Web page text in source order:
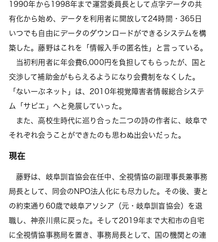
1990年から1998年まで運営委員長として点字データの共
有化から始め、データを利用者に開放して24時間・365日
いつでも自由にデータのダウンロードができるシステムを構
築した。藤野はこれを「情報入手の匿名性」と言っている。
当初利用者に年会費6,000円を負担してもらったが、国と
交渉して補助金がもらえるようになり会費制をなくした。
「ないーぶネット」は、2010年視覚障害者情報総合システ
ム「サピエ」へと発展していった。
また、高校生時代に巡り合った二つの詩の作者に、岐阜で
それぞれ会うことができたのも思わぬ出会いだった。
現在
藤野は、岐阜訓盲協会在任中、全視情協の副理事長兼事務
局長として、同会のNPO法人化にも尽力した。その後、妻と
の約束通り60歳で岐阜アソシア（元・岐阜訓盲協会）を退
職し、神奈川県に戻った。そして2019年まで大和市の自宅
に全視情協事務局を置き、事務局長として、国の機関との連